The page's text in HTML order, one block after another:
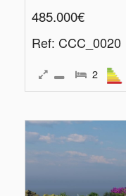
485.000€
Ref: CCC_0020
2